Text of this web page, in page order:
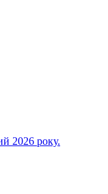
2026 року.